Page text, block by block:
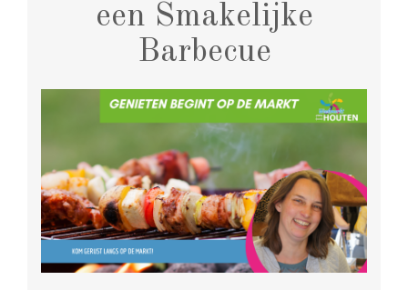
een Smakelijke
Barbecue